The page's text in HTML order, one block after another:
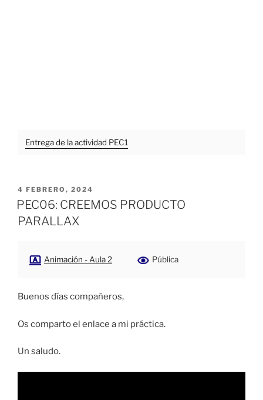
Entrega de la actividad PEC1
PUBLICADO
EL
4 FEBRERO, 2024
PEC06: CREEMOS PRODUCTO
PARALLAX
Animación - Aula 2 Pública
Buenos días compañeros,
Os comparto el enlace a mi práctica.
Un saludo.